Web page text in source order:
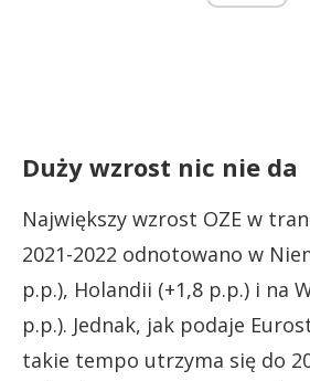
Duży wzrost nic nie da
Największy wzrost OZE w
2021-2022 odnotowano w
p.p.), Holandii (+1,8 p.p.) i na
p.p.). Jednak, jak podaje
takie tempo utrzyma się do